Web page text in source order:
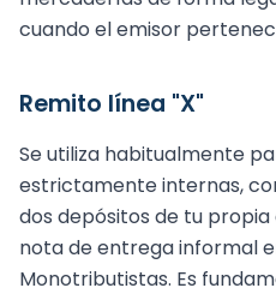
cuando el emisor
Remito línea "X"
Se utiliza habitualmente para operaciones
estrictamente internas,
dos depósitos de tu
nota de entrega informal
Monotributistas. Es